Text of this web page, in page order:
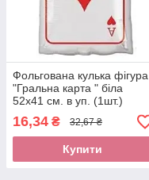
Фольгована кулька фігура
"Гральна карта " біла
52х41 см. в уп. (1шт.)
16,34 ₴ 32,67 ₴
Купити